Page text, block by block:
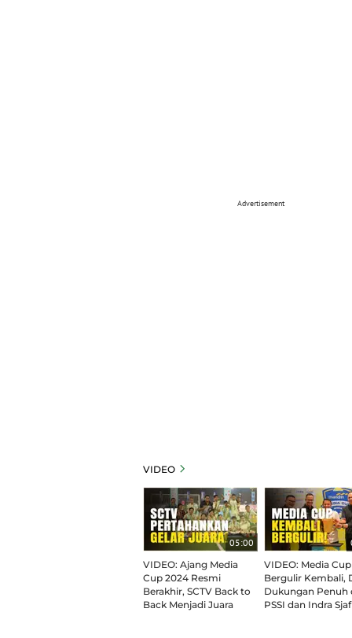
Advertisement
VIDEO
05:00
VIDEO: Ajang Media
Cup 2024 Resmi
Berakhir, SCTV Back to
Back Menjadi Juara
VIDEO: Media
Bergulir Kembali,
Dukungan Penuh
PSSI dan Indra